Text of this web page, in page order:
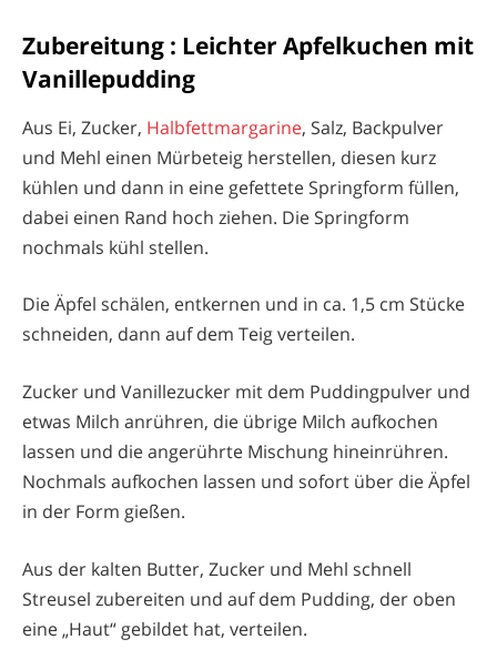
Zubereitung : Leichter Apfelkuchen mit
Vanillepudding
Aus Ei, Zucker, Halbfettmargarine, Salz, Backpulver
und Mehl einen Mürbeteig herstellen, diesen kurz
kühlen und dann in eine gefettete Springform füllen,
dabei einen Rand hoch ziehen. Die Springform
nochmals kühl stellen.
Die Äpfel schälen, entkernen und in ca. 1,5 cm Stücke
schneiden, dann auf dem Teig verteilen.
Zucker und Vanillezucker mit dem Puddingpulver und
etwas Milch anrühren, die übrige Milch aufkochen
lassen und die angerührte Mischung hineinrühren.
Nochmals aufkochen lassen und sofort über die Äpfel
in der Form gießen.
Aus der kalten Butter, Zucker und Mehl schnell
Streusel zubereiten und auf dem Pudding, der oben
eine „Haut“ gebildet hat, verteilen.